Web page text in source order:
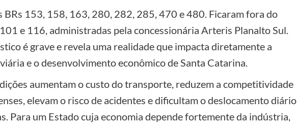
BRs 153, 158, 163, 280, 282, 285, 470 e 480. Ficaram fora do
e 116, administradas pela concessionária Arteris Planalto Sul.
é grave e revela uma realidade que impacta diretamente a
e o desenvolvimento econômico de Santa Catarina.
aumentam o custo do transporte, reduzem a competitividade
elevam o risco de acidentes e dificultam o deslocamento diário
Para um Estado cuja economia depende fortemente da indústria,